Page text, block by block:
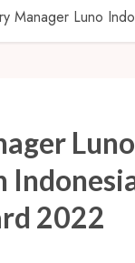
Manager Luno
2022